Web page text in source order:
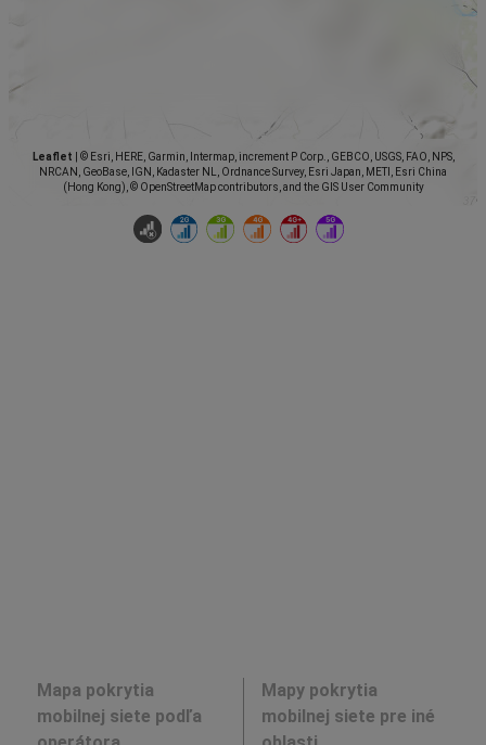
Leaflet
© Esri, HERE, Garmin, Intermap, increment P Corp., GEBCO, USGS, FAO, NPS,
NRCAN, GeoBase, IGN, Kadaster NL, Ordnance Survey, Esri Japan, METI, Esri China
(Hong Kong), © OpenStreetMap contributors, and the GIS User Community
Mapa pokrytia
mobilnej siete podľa
Mapy pokrytia
mobilnej siete pre iné